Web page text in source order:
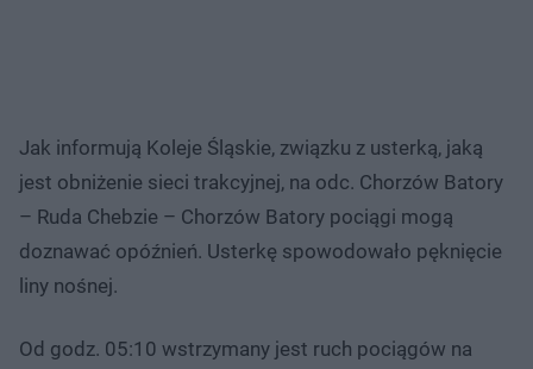
Jak informują Koleje Śląskie, związku z usterką, jaką
jest obniżenie sieci trakcyjnej, na odc. Chorzów Batory
– Ruda Chebzie – Chorzów Batory pociągi mogą
doznawać opóźnień. Usterkę spowodowało pęknięcie
liny nośnej.
Od godz. 05:10 wstrzymany jest ruch pociągów na